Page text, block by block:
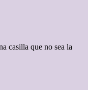
casilla que no sea la